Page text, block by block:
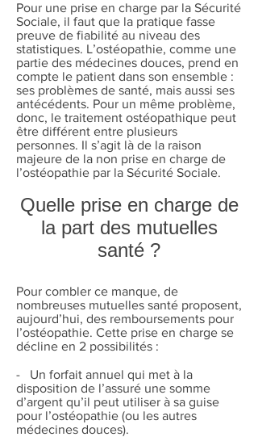
Pour une prise en charge par la Sécurité
Sociale, il faut que la pratique fasse
preuve de fiabilité au niveau des
statistiques. L’ostéopathie, comme une
partie des médecines douces, prend en
compte le patient dans son ensemble :
ses problèmes de santé, mais aussi ses
antécédents. Pour un même problème,
donc, le traitement ostéopathique peut
être différent entre plusieurs
personnes. Il s’agit là de la raison
majeure de la non prise en charge de
l’ostéopathie par la Sécurité Sociale.
Quelle prise en charge de
la part des mutuelles
santé ?
Pour combler ce manque, de
nombreuses mutuelles santé proposent,
aujourd’hui, des remboursements pour
l’ostéopathie. Cette prise en charge se
décline en 2 possibilités :
- Un forfait annuel qui met à la
disposition de l’assuré une somme
d’argent qu’il peut utiliser à sa guise
pour l’ostéopathie (ou les autres
médecines douces).